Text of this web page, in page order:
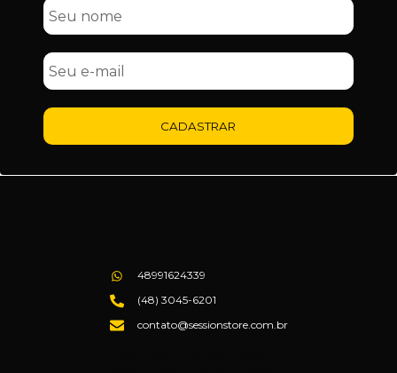
CADASTRAR
48991624339
(48) 3045-6201
contato@sessionstore.com.br